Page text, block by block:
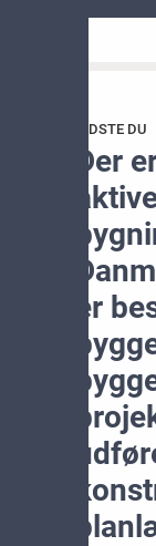
VIDSTE DU
Der
er